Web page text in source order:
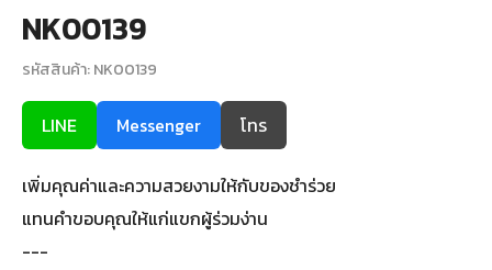
การ์ดแต่งงานออนไลน์
รีวิว
เกี่ยวกับเรา
บทความ
NK00139
รหัสสินค้า: NK00139
LINE Messenger โทร
เพิ่มคุณค่าและความสวยงามให้กับของชำร่วย
แทนคำขอบคุณให้แก่แขกผู้ร่วมง่าน
---